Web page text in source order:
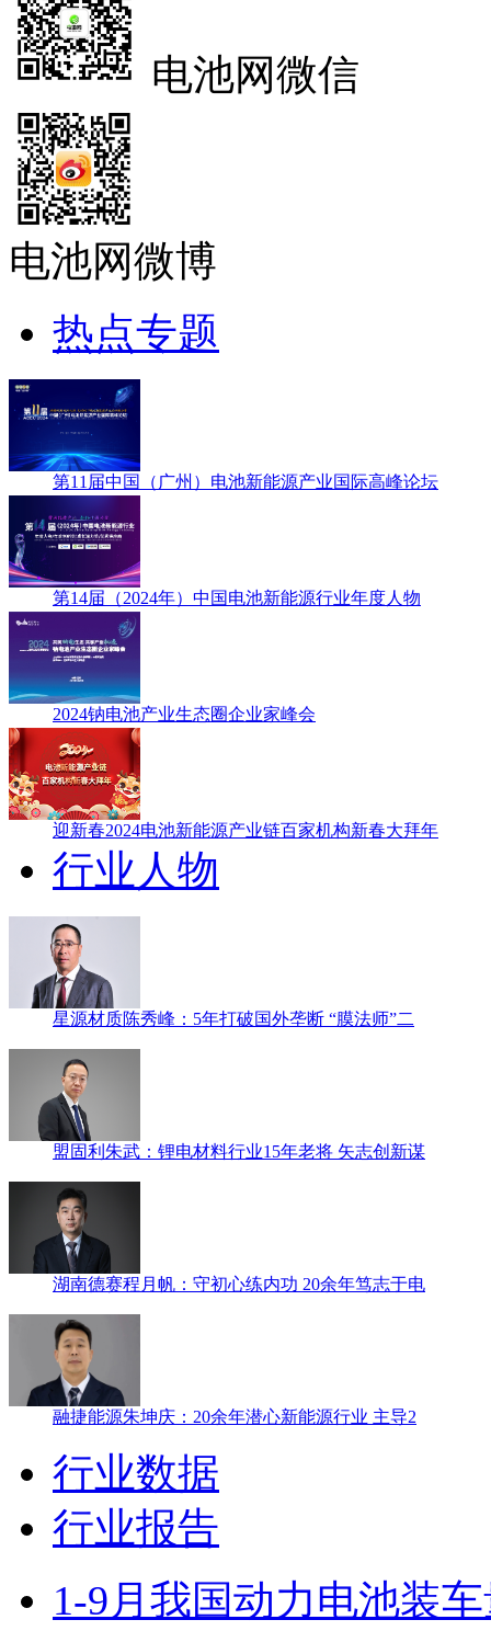
电池网微信
电池网微博
热点专题
第11届中国（广州）电池新能源产业国际高峰论坛
第14届（2024年）中国电池新能源行业年度人物
2024钠电池产业生态圈企业家峰会
迎新春2024电池新能源产业链百家机构新春大拜年
行业人物
星源材质陈秀峰：5年打破国外垄断 “膜法师”二
盟固利朱武：锂电材料行业15年老将 矢志创新谋
湖南德赛程月帆：守初心练内功 20余年笃志于电
融捷能源朱坤庆：20余年潜心新能源行业 主导2
行业数据
行业报告
1-9月我国动力电池装